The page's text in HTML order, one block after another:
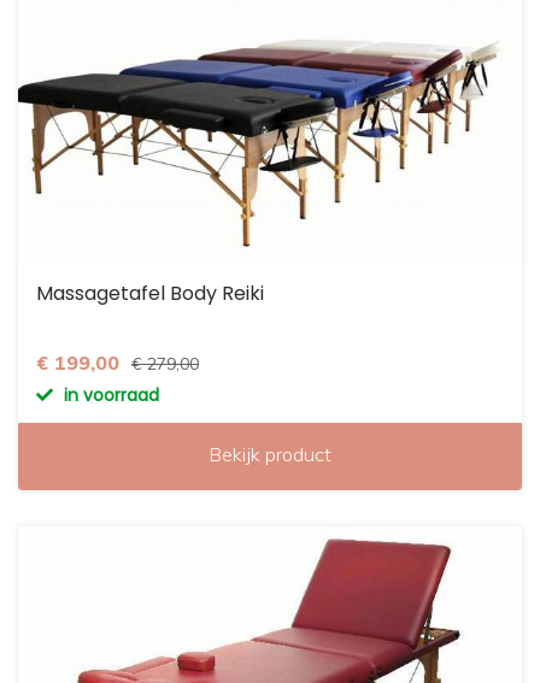
Massagetafel Body Reiki
€ 199,00 € 279,00
in voorraad
Bekijk product